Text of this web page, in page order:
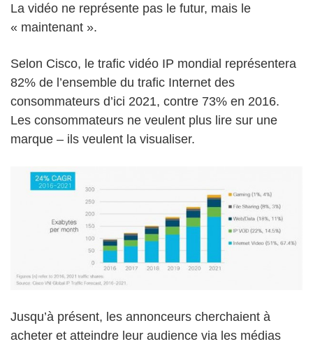
La vidéo ne représente pas le futur, mais le
« maintenant ».
Selon Cisco, le trafic vidéo IP mondial représentera
82% de l’ensemble du trafic Internet des
consommateurs d’ici 2021, contre 73% en 2016.
Les consommateurs ne veulent plus lire sur une
marque – ils veulent la visualiser.
Jusqu’à présent, les annonceurs cherchaient à
acheter et atteindre leur audience via les médias